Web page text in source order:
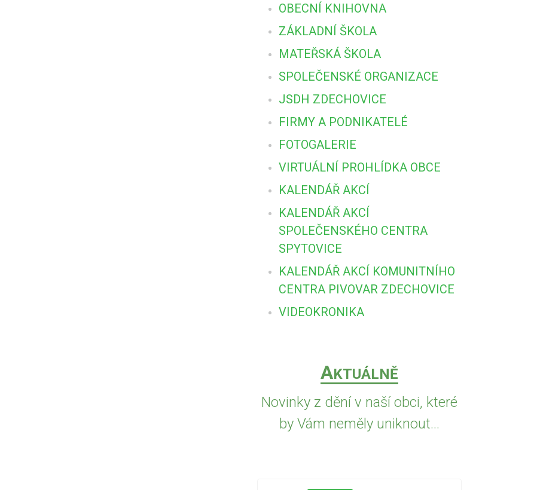
OBECNÍ KNIHOVNA
ZÁKLADNÍ ŠKOLA
MATEŘSKÁ ŠKOLA
SPOLEČENSKÉ ORGANIZACE
JSDH ZDECHOVICE
FIRMY A PODNIKATELÉ
FOTOGALERIE
VIRTUÁLNÍ PROHLÍDKA OBCE
KALENDÁŘ AKCÍ
KALENDÁŘ AKCÍ
SPOLEČENSKÉHO CENTRA
SPYTOVICE
KALENDÁŘ AKCÍ KOMUNITNÍHO
CENTRA PIVOVAR ZDECHOVICE
VIDEOKRONIKA
AKTUÁLNĚ
Novinky z dění v naší obci, které
by Vám neměly uniknout...